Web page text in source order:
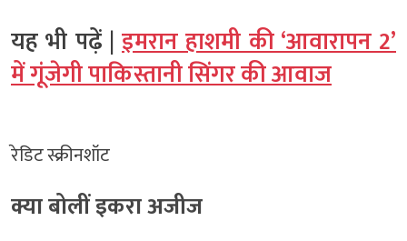
यह भी पढ़ें | इमरान हाशमी की ‘आवारापन 2’
में गूंजेगी पाकिस्तानी सिंगर की आवाज
रेडिट स्क्रीनशॉट
क्या बोलीं इकरा अजीज